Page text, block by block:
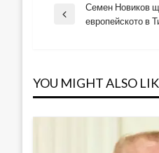
Previous
Семен Новиков
европейското в
YOU MIGHT ALSO